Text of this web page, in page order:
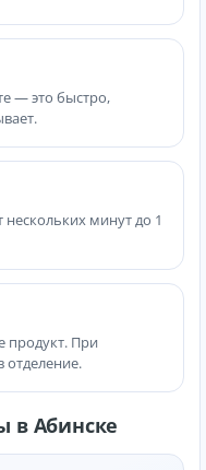
— это быстро,
минут до 1
продукт. При
отделение.
в Абинске